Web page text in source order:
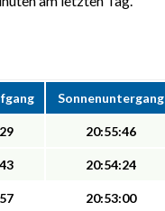
Sonnenuntergang
20:55:46
20:54:24
20:53:00